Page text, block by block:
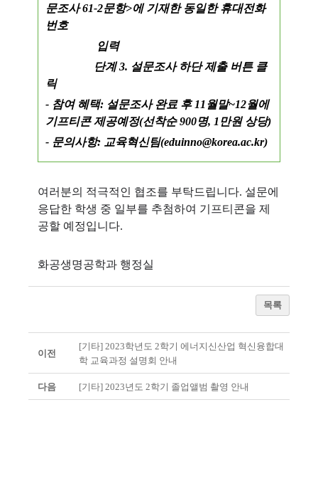
문조사 61-2문항>에 기재한 동일한 휴대전화
번호
입력
단계 3. 설문조사 하단 제출 버튼 클
릭
- 참여 혜택: 설문조사 완료 후 11월말~12월에
기프티콘 제공예정(선착순 900명, 1만원 상당)
- 문의사항: 교육혁신팀(eduinno@korea.ac.kr)
여러분의 적극적인 협조를 부탁드립니다. 설문에
응답한 학생 중 일부를 추첨하여 기프티콘을 제
공할 예정입니다.
화공생명공학과 행정실
목록
이전
[기타] 2023학년도 2학기 에너지신산업 혁신융합대
학 교육과정 설명회 안내
다음 [기타] 2023년도 2학기 졸업앨범 촬영 안내